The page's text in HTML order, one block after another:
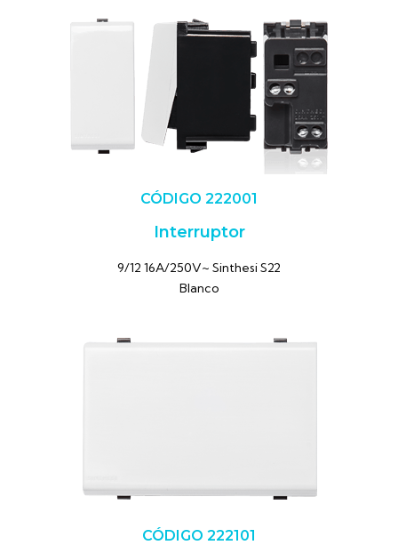
CÓDIGO 222001
Interruptor
9/12 16A/250V~ Sinthesi S22
Blanco
CÓDIGO 222101